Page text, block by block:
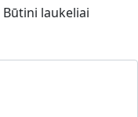
Būtini laukeliai